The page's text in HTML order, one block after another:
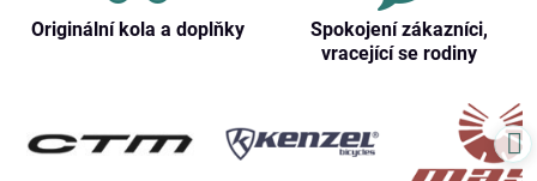
Originální kola a doplňky
Spokojení zákazníci,
vracející se rodiny